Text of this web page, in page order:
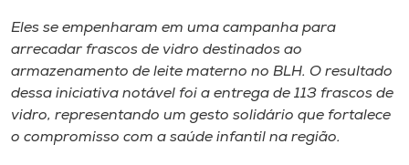
A+
A-
Eles se empenharam em uma campanha para
arrecadar frascos de vidro destinados ao
armazenamento de leite materno no BLH. O resultado
dessa iniciativa notável foi a entrega de 113 frascos de
vidro, representando um gesto solidário que fortalece
o compromisso com a saúde infantil na região.